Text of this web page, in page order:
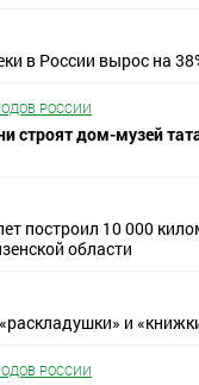
в России вырос на
РОССИИ
строят дом-музей
построил 10 000
области
и
РОССИИ